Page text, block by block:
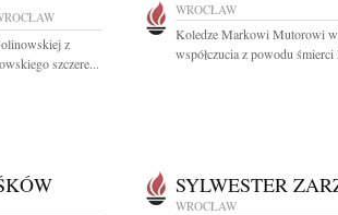
z
szczere...
WROCŁAW
Koledze Markowi Mutorowi
współczucia z powodu śmierci
SYLWESTER
WROCŁAW